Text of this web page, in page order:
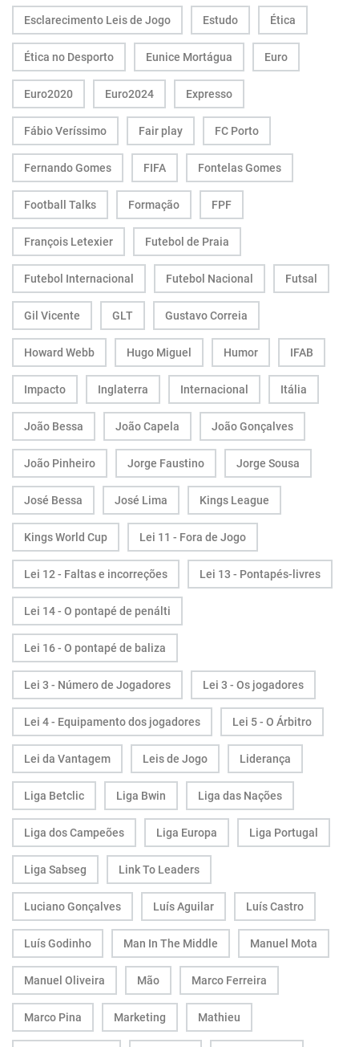
Esclarecimento Leis de Jogo Estudo Ética
Ética no Desporto Eunice Mortágua Euro
Euro2020 Euro2024 Expresso
Fábio Veríssimo Fair play FC Porto
Fernando Gomes FIFA Fontelas Gomes
Football Talks Formação FPF
François Letexier Futebol de Praia
Futebol Internacional Futebol Nacional Futsal
Gil Vicente GLT Gustavo Correia
Howard Webb Hugo Miguel Humor IFAB
Impacto Inglaterra Internacional Itália
João Bessa João Capela João Gonçalves
João Pinheiro Jorge Faustino Jorge Sousa
José Bessa José Lima Kings League
Kings World Cup Lei 11 - Fora de Jogo
Lei 12 - Faltas e incorreções Lei 13 - Pontapés-livres
Lei 14 - O pontapé de penálti
Lei 16 - O pontapé de baliza
Lei 3 - Número de Jogadores Lei 3 - Os jogadores
Lei 4 - Equipamento dos jogadores Lei 5 - O Árbitro
Lei da Vantagem Leis de Jogo Liderança
Liga Betclic Liga Bwin Liga das Nações
Liga dos Campeões Liga Europa Liga Portugal
Liga Sabseg Link To Leaders
Luciano Gonçalves Luís Aguilar Luís Castro
Luís Godinho Man In The Middle Manuel Mota
Manuel Oliveira Mão Marco Ferreira
Marco Pina Marketing Mathieu